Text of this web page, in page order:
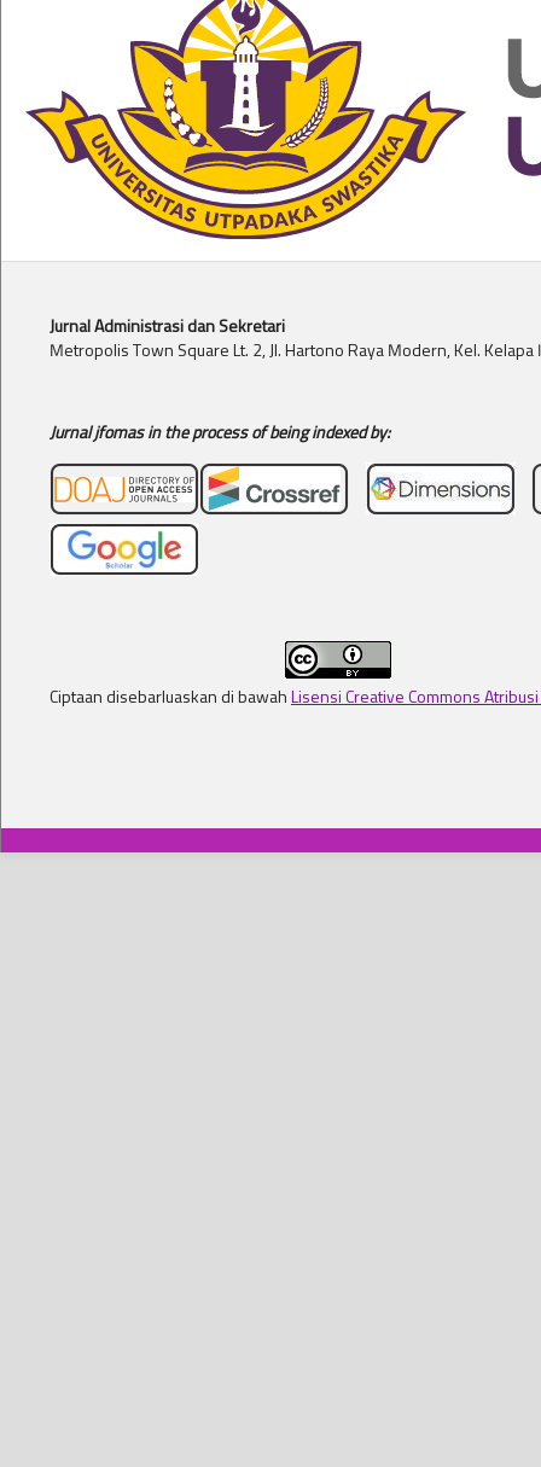
Jurnal Administrasi dan Sekretari
Metropolis Town Square Lt. 2, Jl. Hartono Raya Modern, Kel.
Jurnal jfomas in the process of being indexed by:
Ciptaan disebarluaskan di bawah Lisensi Creative Commons